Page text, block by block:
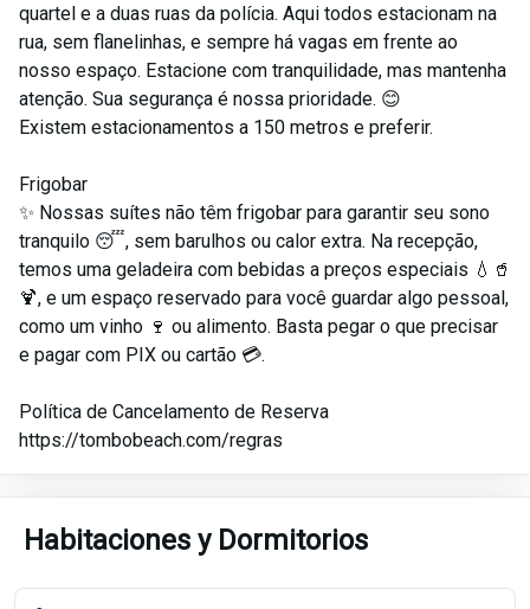
quartel e a duas ruas da polícia. Aqui todos estacionam na
rua, sem flanelinhas, e sempre há vagas em frente ao
nosso espaço. Estacione com tranquilidade, mas mantenha
atenção. Sua segurança é nossa prioridade. 😊
Existem estacionamentos a 150 metros e preferir.
Frigobar
✨ Nossas suítes não têm frigobar para garantir seu sono
tranquilo 😴, sem barulhos ou calor extra. Na recepção,
temos uma geladeira com bebidas a preços especiais 💧🥤
🍹, e um espaço reservado para você guardar algo pessoal,
como um vinho 🍷 ou alimento. Basta pegar o que precisar
e pagar com PIX ou cartão 💳.
Política de Cancelamento de Reserva
https://tombobeach.com/regras
Habitaciones y Dormitorios